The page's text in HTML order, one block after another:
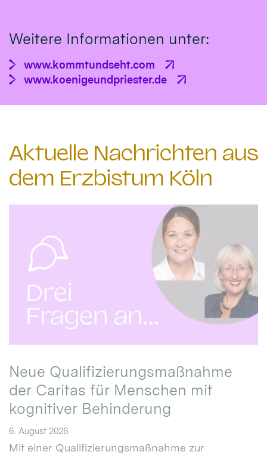
Weitere Informationen unter:
www.kommtundseht.com
www.koenigeundpriester.de
Aktuelle Nachrichten aus
dem Erzbistum Köln
Neue Qualifizierungsmaßnahme
der Caritas für Menschen mit
kognitiver Behinderung
6. August 2026
Mit einer Qualifizierungsmaßnahme zur